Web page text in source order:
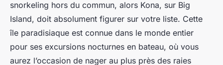
snorkeling hors du commun, alors Kona, sur Big
Island, doit absolument figurer sur votre liste. Cette
île paradisiaque est connue dans le monde entier
pour ses excursions nocturnes en bateau, où vous
aurez l’occasion de nager au plus près des raies